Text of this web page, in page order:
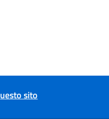
sito